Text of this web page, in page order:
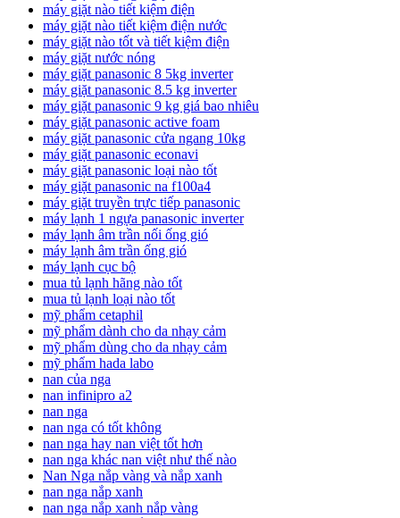
máy giặt nào tiết kiệm điện
máy giặt nào tiết kiệm điện nước
máy giặt nào tốt và tiết kiệm điện
máy giặt nước nóng
máy giặt panasonic 8 5kg inverter
máy giặt panasonic 8.5 kg inverter
máy giặt panasonic 9 kg giá bao nhiêu
máy giặt panasonic active foam
máy giặt panasonic cửa ngang 10kg
máy giặt panasonic econavi
máy giặt panasonic loại nào tốt
máy giặt panasonic na f100a4
máy giặt truyền trực tiếp panasonic
máy lạnh 1 ngựa panasonic inverter
máy lạnh âm trần nối ống gió
máy lạnh âm trần ống gió
máy lạnh cục bộ
mua tủ lạnh hãng nào tốt
mua tủ lạnh loại nào tốt
mỹ phẩm cetaphil
mỹ phẩm dành cho da nhạy cảm
mỹ phẩm dùng cho da nhạy cảm
mỹ phẩm hada labo
nan của nga
nan infinipro a2
nan nga
nan nga có tốt không
nan nga hay nan việt tốt hơn
nan nga khác nan việt như thế nào
Nan Nga nắp vàng và nắp xanh
nan nga nắp xanh
nan nga nắp xanh nắp vàng